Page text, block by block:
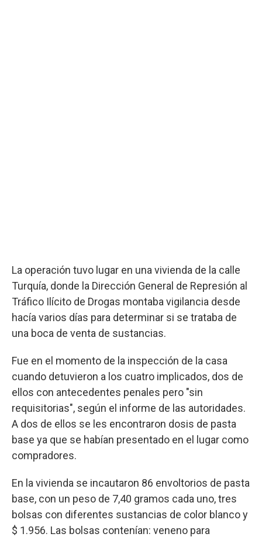
La operación tuvo lugar en una vivienda de la calle
Turquía, donde la Dirección General de Represión al
Tráfico Ilícito de Drogas montaba vigilancia desde
hacía varios días para determinar si se trataba de
una boca de venta de sustancias.
Fue en el momento de la inspección de la casa
cuando detuvieron a los cuatro implicados, dos de
ellos con antecedentes penales pero "sin
requisitorias", según el informe de las autoridades.
A dos de ellos se les encontraron dosis de pasta
base ya que se habían presentado en el lugar como
compradores.
En la vivienda se incautaron 86 envoltorios de pasta
base, con un peso de 7,40 gramos cada uno, tres
bolsas con diferentes sustancias de color blanco y
$ 1.956. Las bolsas contenían: veneno para